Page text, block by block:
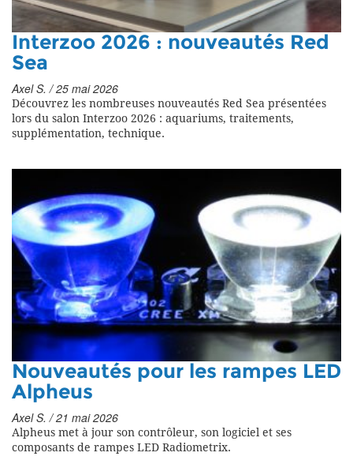
Interzoo 2026 : nouveautés Red
Sea
Axel S. / 25 mai 2026
Découvrez les nombreuses nouveautés Red Sea présentées
lors du salon Interzoo 2026 : aquariums, traitements,
supplémentation, technique.
Nouveautés pour les rampes LED
Alpheus
Axel S. / 21 mai 2026
Alpheus met à jour son contrôleur, son logiciel et ses
composants de rampes LED Radiometrix.